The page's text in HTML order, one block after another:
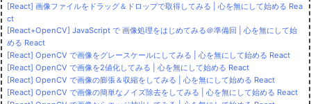
[React] 画像ファイルをドラッグ＆ドロップで取得してみる | 心を無にして始める Rea
ct
[React+OpenCV] JavaScript で 画像処理をはじめてみる＠準備回 | 心を無にして始
める React
[React] OpenCV で画像をグレースケールにしてみる | 心を無にして始める React
[React] OpenCV で画像を2値化してみる | 心を無にして始める React
[React] OpenCV で画像の膨張＆収縮をしてみる | 心を無にして始める React
[React] OpenCV で画像の簡単なノイズ除去をしてみる | 心を無にして始める React